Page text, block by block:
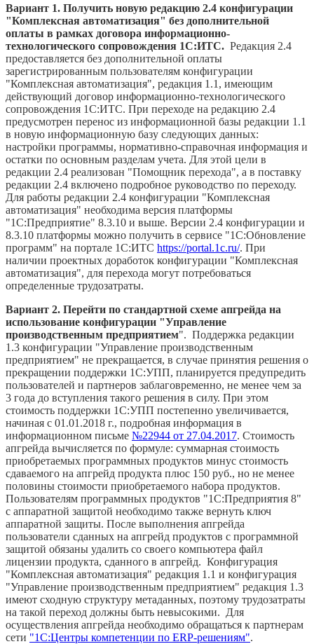
Вариант 1. Получить новую редакцию 2.4 конфигурации
"Комплексная автоматизация" без дополнительной
оплаты в рамках договора информационно-
технологического сопровождения 1С:ИТС. Редакция 2.4
предоставляется без дополнительной оплаты
зарегистрированным пользователям конфигурации
"Комплексная автоматизация", редакция 1.1, имеющим
действующий договор информационно-технологического
сопровождения 1С:ИТС. При переходе на редакцию 2.4
предусмотрен перенос из информационной базы редакции 1.1
в новую информационную базу следующих данных:
настройки программы, нормативно-справочная информация и
остатки по основным разделам учета. Для этой цели в
редакции 2.4 реализован "Помощник перехода", а в поставку
редакции 2.4 включено подробное руководство по переходу.
Для работы редакции 2.4 конфигурации "Комплексная
автоматизация" необходима версия платформы
"1С:Предприятие" 8.3.10 и выше. Версии 2.4 конфигурации и
8.3.10 платформы можно получить в сервисе "1С:Обновление
программ" на портале 1С:ИТС https://portal.1c.ru/. При
наличии проектных доработок конфигурации "Комплексная
автоматизация", для перехода могут потребоваться
определенные трудозатраты.
Вариант 2. Перейти по стандартной схеме апгрейда на
использование конфигурации "Управление
производственным предприятием". Поддержка редакции
1.3 конфигурации "Управление производственным
предприятием" не прекращается, в случае принятия решения о
прекращении поддержки 1С:УПП, планируется предупредить
пользователей и партнеров заблаговременно, не менее чем за
3 года до вступления такого решения в силу. При этом
стоимость поддержки 1С:УПП постепенно увеличивается,
начиная с 01.01.2018 г., подробная информация в
информационном письме №22944 от 27.04.2017. Стоимость
апгрейда вычисляется по формуле: суммарная стоимость
приобретаемых программных продуктов минус стоимость
сдаваемого на апгрейд продукта плюс 150 руб., но не менее
половины стоимости приобретаемого набора продуктов.
Пользователям программных продуктов "1С:Предприятия 8"
с аппаратной защитой необходимо также вернуть ключ
аппаратной защиты. После выполнения апгрейда
пользователи сданных на апгрейд продуктов с программной
защитой обязаны удалить со своего компьютера файл
лицензии продукта, сданного в апгрейд. Конфигурация
"Комплексная автоматизация" редакция 1.1 и конфигурация
"Управление производственным предприятием" редакция 1.3
имеют сходную структуру метаданных, поэтому трудозатраты
на такой переход должны быть невысокими. Для
осуществления апгрейда необходимо обращаться к партнерам
сети "1С:Центры компетенции по ERP-решениям".